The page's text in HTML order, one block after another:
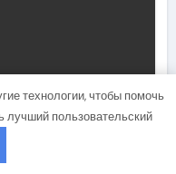
технологии, чтобы помочь
лучший пользовательский